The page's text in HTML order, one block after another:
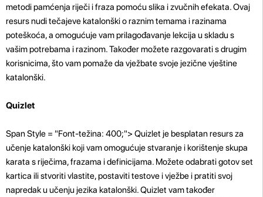
metodi pamćenja riječi i fraza pomoću slika i zvučnih efekata. Ovaj
resurs nudi tečajeve katalonški o raznim temama i razinama
poteškoća, a omogućuje vam prilagođavanje lekcija u skladu s
vašim potrebama i razinom. Također možete razgovarati s drugim
korisnicima, što vam pomaže da vježbate svoje jezične vještine
katalonški.
Quizlet
Span Style = "Font-težina: 400;"> Quizlet je besplatan resurs za
učenje katalonški koji vam omogućuje stvaranje i korištenje skupa
karata s riječima, frazama i definicijama. Možete odabrati gotov set
kartica ili stvoriti vlastite, postaviti testove i vježbe i pratiti svoj
napredak u učenju jezika katalonški. Quizlet vam također